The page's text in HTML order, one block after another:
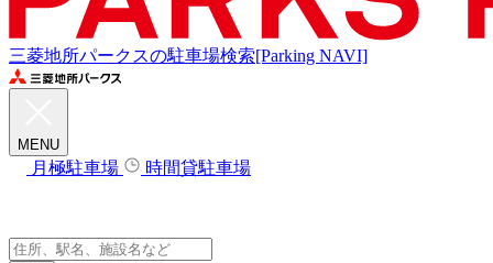
三菱地所パークスの駐車場検索[Parking NAVI]
MENU
月極駐車場 時間貸駐車場